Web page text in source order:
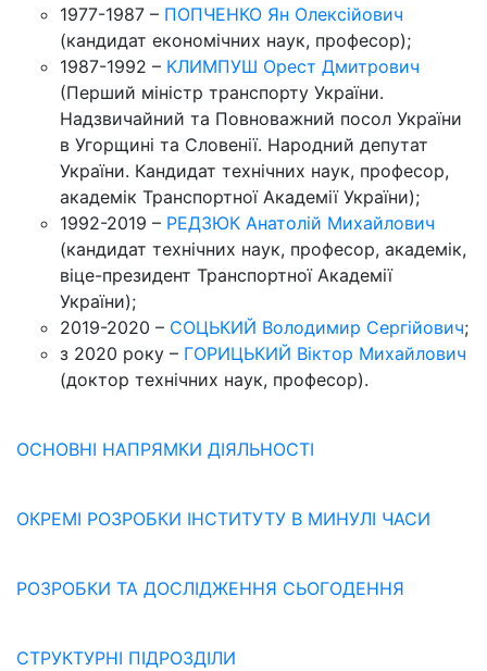
1977-1987 – ПОПЧЕНКО Ян Олексійович
(кандидат економічних наук, професор);
1987-1992 – КЛИМПУШ Орест Дмитрович
(Перший міністр транспорту України.
Надзвичайний та Повноважний посол України
в Угорщині та Словенії. Народний депутат
України. Кандидат технічних наук, професор,
академік Транспортної Академії України);
1992-2019 – РЕДЗЮК Анатолій Михайлович
(кандидат технічних наук, професор, академік,
віце-президент Транспортної Академії
України);
2019-2020 – СОЦЬКИЙ Володимир Сергійович;
з 2020 року – ГОРИЦЬКИЙ Віктор Михайлович
(доктор технічних наук, професор).
ОСНОВНІ НАПРЯМКИ ДІЯЛЬНОСТІ
ОКРЕМІ РОЗРОБКИ ІНСТИТУТУ В МИНУЛІ ЧАСИ
РОЗРОБКИ ТА ДОСЛІДЖЕННЯ СЬОГОДЕННЯ
СТРУКТУРНІ ПІДРОЗДІЛИ